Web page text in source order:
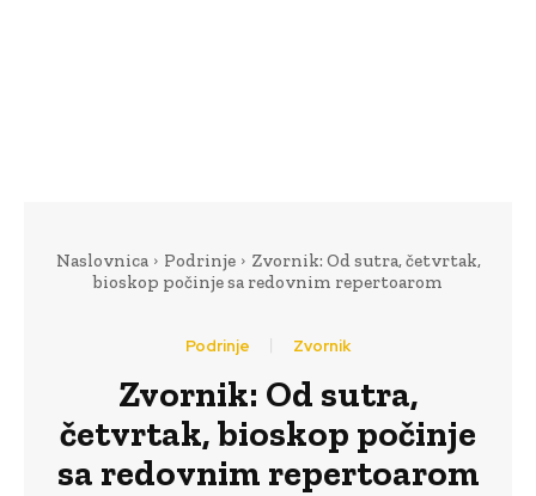
Naslovnica Podrinje
Zvornik: Od sutra, četvrtak,
bioskop počinje sa redovnim repertoarom
Podrinje Zvornik
Zvornik: Od sutra,
četvrtak, bioskop počinje
sa redovnim repertoarom